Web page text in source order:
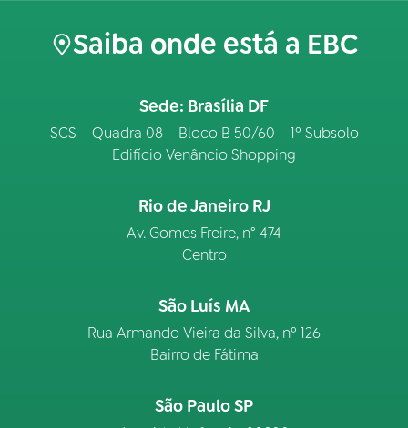
Saiba onde está a EBC
Sede: Brasília DF
SCS – Quadra 08 – Bloco B 50/60 – 1º Subsolo
Edifício Venâncio Shopping
Rio de Janeiro RJ
Av. Gomes Freire, n° 474
Centro
São Luís MA
Rua Armando Vieira da Silva, nº 126
Bairro de Fátima
São Paulo SP